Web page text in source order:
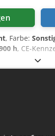
, Farbe:
h, CE-
sofort